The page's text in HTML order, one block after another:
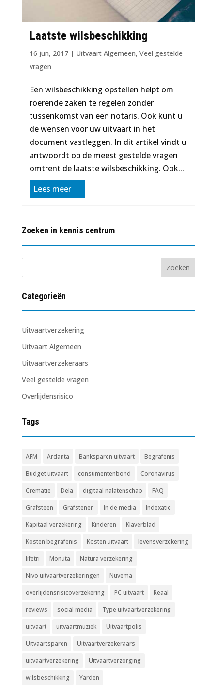
Laatste wilsbeschikking
16 jun, 2017| Uitvaart Algemeen, Veel gestelde
vragen
Een wilsbeschikking opstellen helpt om
roerende zaken te regelen zonder
tussenkomst van een notaris. Ook kunt u
de wensen voor uw uitvaart in het
document vastleggen. In dit artikel vindt u
antwoordt op de meest gestelde vragen
omtrent de laatste wilsbeschikking. Ook...
Lees meer
Zoeken in kennis centrum
Categorieën
Uitvaartverzekering
Uitvaart Algemeen
Uitvaartverzekeraars
Veel gestelde vragen
Overlijdensrisico
Tags
AFM Ardanta Banksparen uitvaart Begrafenis
Budget uitvaart consumentenbond Coronavirus
Crematie Dela digitaal nalatenschap FAQ
Grafsteen Grafstenen In de media Indexatie
Kapitaal verzekering Kinderen Klaverblad
Kosten begrafenis Kosten uitvaart levensverzekering
lifetri Monuta Natura verzekering
Nivo uitvaartverzekeringen Nuvema
overlijdensrisicoverzekering PC uitvaart Reaal
reviews social media Type uitvaartverzekering
uitvaart uitvaartmuziek Uitvaartpolis
Uitvaartsparen Uitvaartverzekeraars
uitvaartverzekering Uitvaartverzorging
wilsbeschikking Yarden